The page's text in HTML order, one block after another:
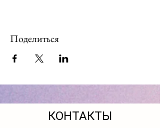
Поделиться
КОНТАКТЫ